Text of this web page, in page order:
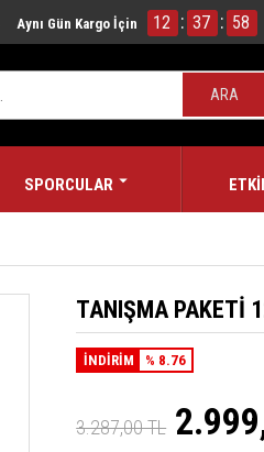
Aynı Gün Kargo İçin 12 : 37 : 57
ARA
SPORCULAR
TANIŞMA PAKETİ
İNDİRİM % 8.76
3.287,00 TL